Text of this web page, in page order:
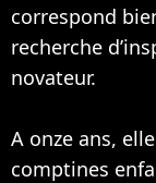
correspond
recherche
novateur.
A onze ans,
comptines